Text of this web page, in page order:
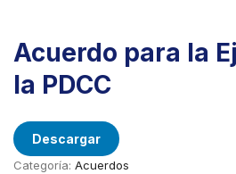
Acuerdo para la
la PDCC
Descargar
Categoría: Acuerdos